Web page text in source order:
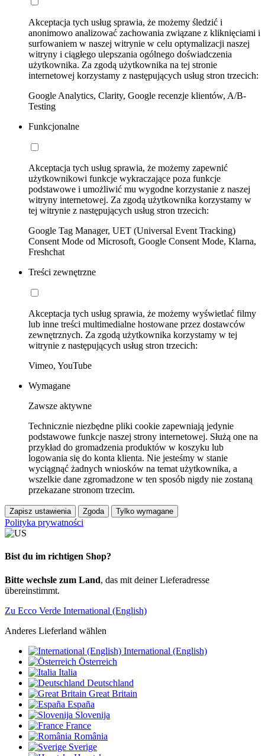
Akceptacja tych usług sprawia, że możemy śledzić i
anonimowo analizować zachowania związane z kliknięciami i
surfowaniem w naszej witrynie w celu optymalizacji naszej
witryny i ciągłego ulepszania ogólnego doświadczenia
użytkownika. Za zgodą użytkownika na tej stronie
internetowej korzystamy z następujących usług stron trzecich:
Google Analytics, Clarity, Google recenzje klientów, A/B-
Testing
Funkcjonalne
Akceptacja tych usług sprawia, że możemy zapewnić
użytkownikowi funkcje wykraczające poza funkcje
podstawowe i umożliwić mu wygodne korzystanie z naszej
witryny internetowej. Za zgodą użytkownika korzystamy w
tej witrynie z następujących usług stron trzecich:
Google Tag Manager, UET (Universal Event Tracking)
Consent Mode od Microsoft, Google Consent Mode, Klarna,
Freshchat
Treści zewnętrzne
Akceptacja tych usług sprawia, że możemy wyświetlać filmy
lub inne treści multimedialne hostowane przez dostawców
zewnętrznych. Za zgodą użytkownika korzystamy w tej
witrynie z następujących usług stron trzecich:
Vimeo, YouTube
Wymagane
Zawsze aktywne
Technicznie niezbędne pliki cookie zapewniają jedynie
podstawowe funkcje naszej strony internetowej. Służą one na
przykład do gromadzenia produktów w koszyku lub
logowania się do konta klienta. Nie jesteśmy w stanie
wyciągnąć żadnych wniosków na temat użytkownika, a
wszelkie dane zgromadzone w ten sposób nigdy nie zostaną
przekazane stronom trzecim.
Zapisz ustawienia Zgoda Tylko wymagane
Polityka prywatności
Bist du im richtigen Shop?
Bitte wechsle zum Land, das mit deiner Lieferadresse
übereinstimmt.
Zu Ecco Verde International (English)
Anderes Lieferland wählen
International (English)
Österreich
Italia
Deutschland
Great Britain
España
Slovenija
France
România
Sverige